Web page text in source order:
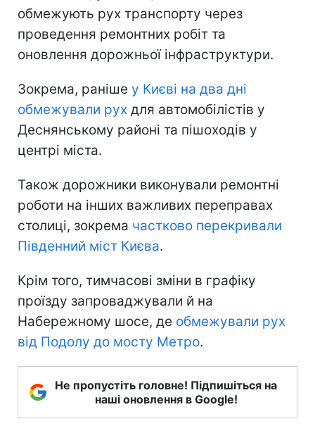
обмежують рух транспорту через
проведення ремонтних робіт та
оновлення дорожньої інфраструктури.
Зокрема, раніше у Києві на два дні
обмежували рух для автомобілістів у
Деснянському районі та пішоходів у
центрі міста.
Також дорожники виконували ремонтні
роботи на інших важливих переправах
столиці, зокрема частково перекривали
Південний міст Києва.
Крім того, тимчасові зміни в графіку
проїзду запроваджували й на
Набережному шосе, де обмежували рух
від Подолу до мосту Метро.
Не пропустіть головне! Підпишіться на
наші оновлення в Google!